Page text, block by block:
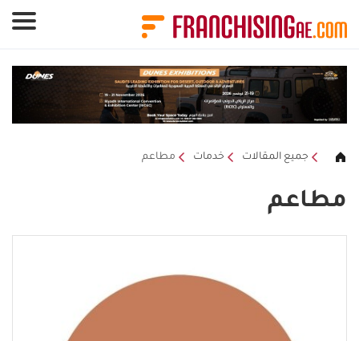
جميع المقالات خدمات مطاعم
مطاعم
لوحة إدارة ملفات تعريف الارتباط